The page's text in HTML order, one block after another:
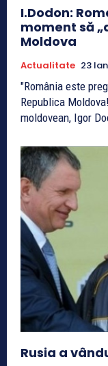
I.Dodon:
moment să
Moldova
Actualitate 23
"România este
Republica
moldovean, Igor
Rusia a